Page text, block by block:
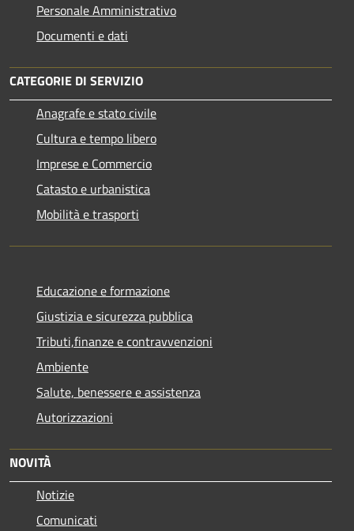
Personale Amministrativo
Documenti e dati
CATEGORIE DI SERVIZIO
Anagrafe e stato civile
Cultura e tempo libero
Imprese e Commercio
Catasto e urbanistica
Mobilità e trasporti
Educazione e formazione
Giustizia e sicurezza pubblica
Tributi,finanze e contravvenzioni
Ambiente
Salute, benessere e assistenza
Autorizzazioni
NOVITÀ
Notizie
Comunicati